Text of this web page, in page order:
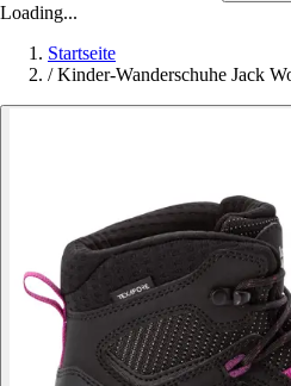
Loading...
Startseite
/ Kinder-Wanderschuhe Jack